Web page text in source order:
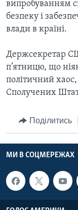
випробуванням
безпеку і
влади в країні.
Держсекретар
п’ятницю, що
політичний
Сполучених
Поділитись
МИ В СОЦМЕРЕЖАХ